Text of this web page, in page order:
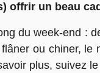
offrir un beau
du week-end :
ou chiner, le
plus, suivez